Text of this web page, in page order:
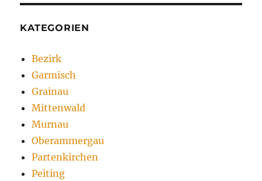
KATEGORIEN
Bezirk
Garmisch
Grainau
Mittenwald
Murnau
Oberammergau
Partenkirchen
Peiting